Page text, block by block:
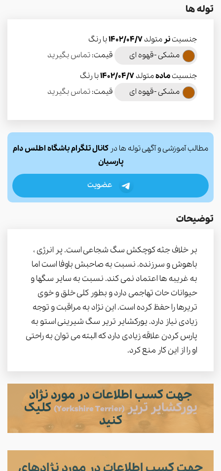
توله ها
جنسیتنرمتولد1402/04/7با رنگ
مشکی -قهوه ای
قیمت:تماس بگیرید
جنسیتمادهمتولد1402/04/7با رنگ
مشکی -قهوه ای
قیمت:تماس بگیرید
مطالب آموزشی و آگهی توله ها در کانال تلگرام باشگاه اطلس دام
پارسیان
عضویت
توضیحات
بر خلاف جثه کوچکش سگ شجاعی است. پر انرژی ،
باهوش و سرزنده. نسبت به صاحبش باوفا است اما
به غریبه ها اعتماد نمی کند. نسبت به سایر سگها و
حیوانات حات تهاجمی دارد و بطور کلی خلق و خوی
تریرها را حفظ کرده است. این نژاد به مراقبت و توجه
زیادی نیاز دارد. یورکشایر تریر سگ شیرینی استو به
پارس کردن علاقه زیادی دارد که البته می توان به راحتی
او را از این کار منع کرد.
جهت کسب اطلاعات در مورد نژاد
یورکشایر تریر(Yorkshire Terrier) کلیک
کنید